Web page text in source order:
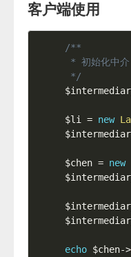
客户端使用
/**
*/
$li = new
$chen = new
echo $chen->